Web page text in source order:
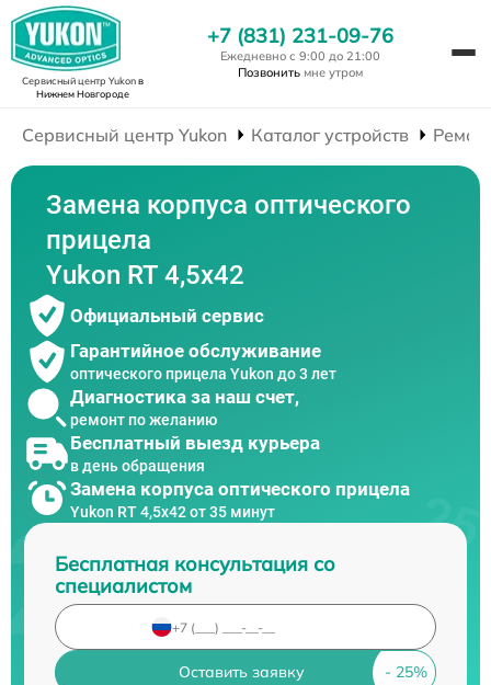
Сервисный центр Yukonв
Нижнем Новгороде
+7 (831) 231-09-76
Ежедневно с 9:00 до 21:00
Позвонить мне утром
Сервисный центр Yukon Каталог устройств
Замена корпуса оптического
прицела
Yukon RT 4,5х42
Официальный сервис
Гарантийное обслуживание
оптического прицела Yukon до 3 лет
Диагностика за наш счет,
ремонт по желанию
Бесплатный выезд курьера
в день обращения
Замена корпуса оптического прицела
Yukon RT 4,5х42 от 35 минут
Бесплатная консультация со
специалистом
Оставить заявку